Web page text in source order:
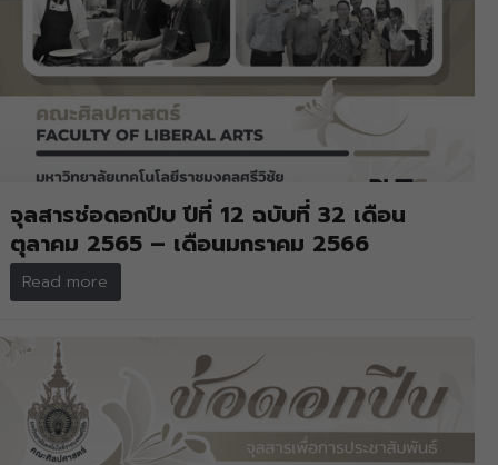
จุลสารช่อดอกปีบ ปีที่ 12 ฉบับที่ 32 เดือน
ตุลาคม 2565 – เดือนมกราคม 2566
Read more